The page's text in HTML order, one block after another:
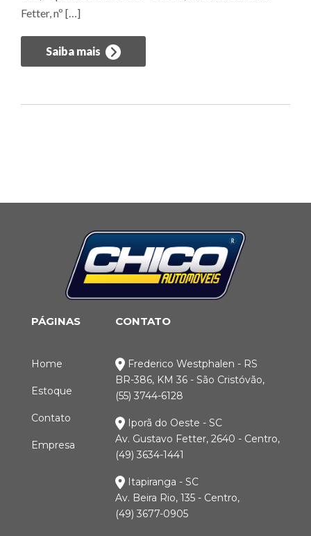
Fetter, nº […]
Saiba mais
PÁGINAS
Home
Estoque
Contato
Empresa
CONTATO
Frederico Westphalen - RS
BR-386, KM 36 - São Cristóvão,
(55) 3744-6128
Iporã do Oeste - SC
Av. Gustavo Fetter, 2640 - Centro,
(49) 3634-1441
Itapiranga - SC
Av. Beira Rio, 135 - Centro,
(49) 3677-0905